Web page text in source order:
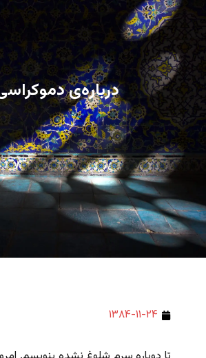
درباره‌ی
۱۳۸۴-۱۱-۲۴